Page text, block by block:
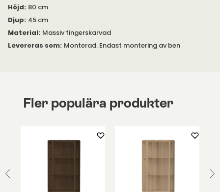
Höjd: 80 cm
Djup: 45 cm
Material: Massiv fingerskarvad
Levereras som: Monterad. Endast montering av ben
Fler populära produkter